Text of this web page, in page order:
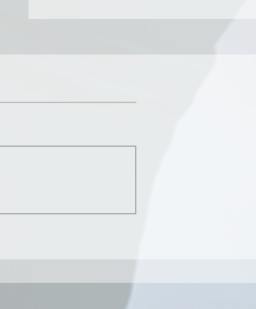
дверей